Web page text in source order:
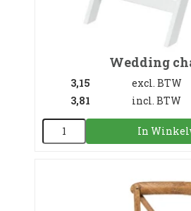
Wedding
3,15
excl. BTW
3,81
incl. BTW
In